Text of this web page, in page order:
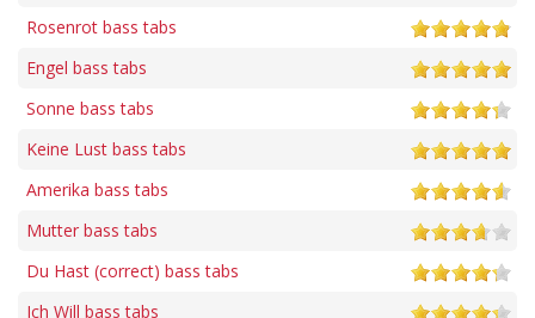
Rosenrot bass tabs
Engel bass tabs
Sonne bass tabs
Keine Lust bass tabs
Amerika bass tabs
Mutter bass tabs
Du Hast (correct) bass tabs
Ich Will bass tabs